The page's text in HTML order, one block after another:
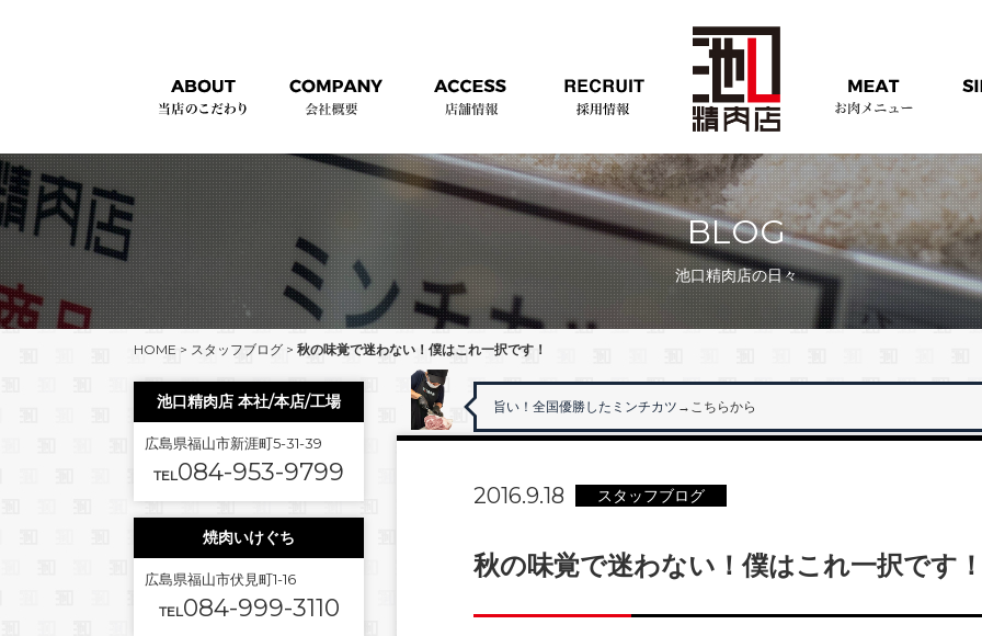
BLOG
池口精肉店の日々
HOME > スタッフブログ > 秋の味覚で迷わない！僕はこれ一択です！
旨い！全国優勝したミンチカツ →こちらから
2016.9.18 スタッフブログ
秋の味覚で迷わない！僕はこれ一択です
池口精肉店 本社/本店/工場
広島県福山市新涯町5-31-39
TEL084-953-9799
焼肉いけぐち
広島県福山市伏見町1-16
TEL084-999-3110